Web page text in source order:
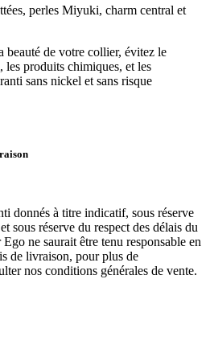
perles Miyuki, charm central et
beauté de votre collier, évitez le
les produits chimiques, et les
sans nickel et sans risque
donnés à titre indicatif, sous réserve
sous réserve du respect des délais du
ne saurait être tenu responsable en
de livraison, pour plus de
nos conditions générales de vente.